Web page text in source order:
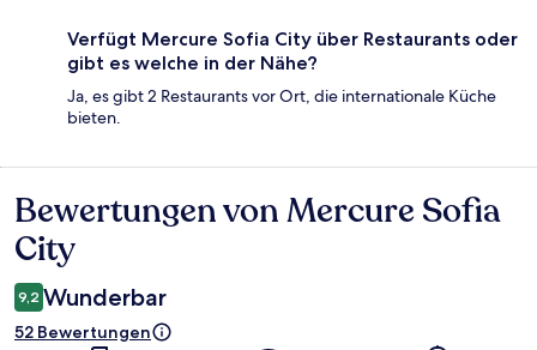
Verfügt Mercure Sofia City über Restaurants oder
gibt es welche in der Nähe?
Ja, es gibt 2 Restaurants vor Ort, die internationale Küche
bieten.
Bewertungen
Bewertungen von Mercure Sofia
City
9,2 Wunderbar
52 Bewertungen